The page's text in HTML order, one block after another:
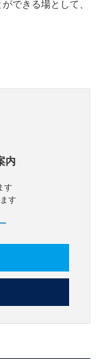
できる場として、
内
す
す